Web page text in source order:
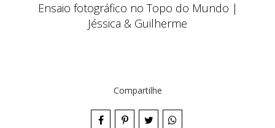
Ensaio fotográfico no Topo do Mundo |
Jéssica & Guilherme
Compartilhe